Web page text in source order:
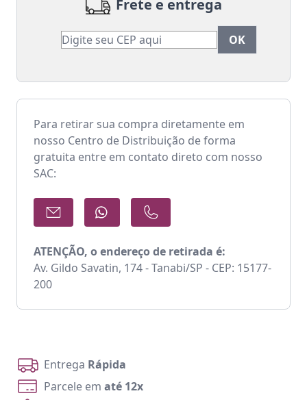
Frete e entrega
Para retirar sua compra diretamente em
nosso Centro de Distribuição de forma
gratuita entre em contato direto com nosso
SAC:
ATENÇÃO, o endereço de retirada é:
Av. Gildo Savatin, 174 - Tanabi/SP - CEP: 15177-
200
Entrega Rápida
Parcele em até 12x